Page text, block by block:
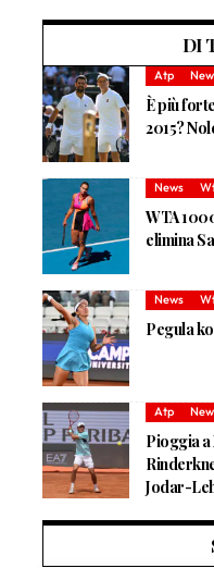
DI
Atp
È più
2015?
News
WTA
elimina
News
Pegula
Atp
Pioggia
Jodar-